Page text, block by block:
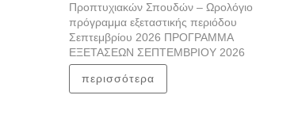
Προπτυχιακών Σπουδών – Ωρολόγιο
πρόγραμμα εξεταστικής περιόδου
Σεπτεμβρίου 2026 ΠΡΟΓΡΑΜΜΑ
ΕΞΕΤΑΣΕΩΝ ΣΕΠΤΕΜΒΡΙΟΥ 2026
περισσότερα